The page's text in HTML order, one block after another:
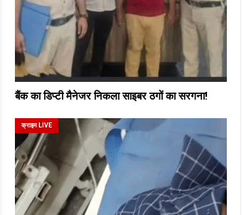
बैंक का डिप्टी मैनेजर निकला साइबर ठगों का सरगना!
क्राइम LIVE